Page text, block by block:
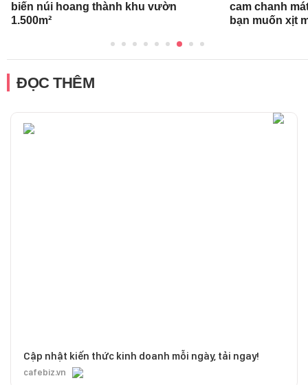
biến núi hoang thành khu vườn
1.500m²
cam chanh
bạn muốn xịt
ĐỌC THÊM
Cập nhật kiến thức kinh doanh mỗi ngày, tải ngay!
cafebiz.vn